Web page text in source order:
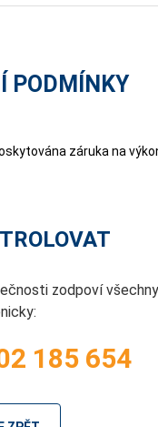
PODMÍNKY
záruka na
zodpoví všechny
185 654